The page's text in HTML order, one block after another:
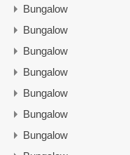
Bungalow
Bungalow
Bungalow
Bungalow
Bungalow
Bungalow
Bungalow